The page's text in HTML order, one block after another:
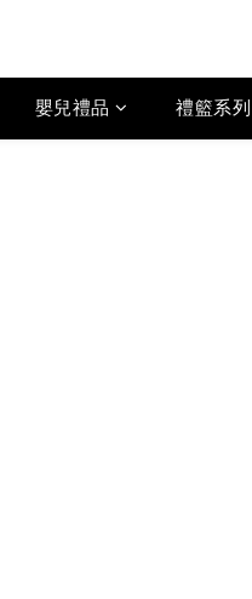
嬰兒禮品 禮籃系列